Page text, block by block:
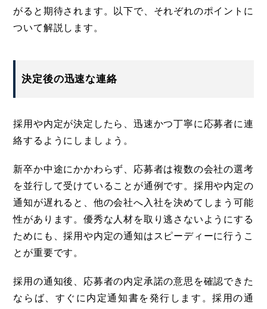
がると期待されます。以下で、それぞれのポイントに
ついて解説します。
決定後の迅速な連絡
採用や内定が決定したら、迅速かつ丁寧に応募者に連
絡するようにしましょう。
新卒か中途にかかわらず、応募者は複数の会社の選考
を並行して受けていることが通例です。採用や内定の
通知が遅れると、他の会社へ入社を決めてしまう可能
性があります。優秀な人材を取り逃さないようにする
ためにも、採用や内定の通知はスピーディーに行うこ
とが重要です。
採用の通知後、応募者の内定承諾の意思を確認できた
ならば、すぐに内定通知書を発行します。採用の通